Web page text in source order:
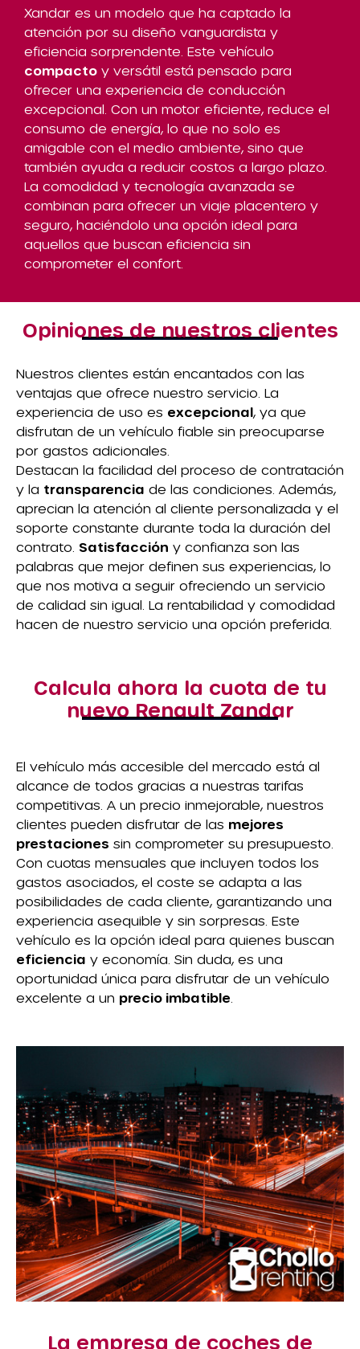
Xandar es un modelo que ha captado la
atención por su diseño vanguardista y
eficiencia sorprendente. Este vehículo
compacto y versátil está pensado para
ofrecer una experiencia de conducción
excepcional. Con un motor eficiente, reduce el
consumo de energía, lo que no solo es
amigable con el medio ambiente, sino que
también ayuda a reducir costos a largo plazo.
La comodidad y tecnología avanzada se
combinan para ofrecer un viaje placentero y
seguro, haciéndolo una opción ideal para
aquellos que buscan eficiencia sin
comprometer el confort.
Opiniones de nuestros clientes
Nuestros clientes están encantados con las
ventajas que ofrece nuestro servicio. La
experiencia de uso es excepcional, ya que
disfrutan de un vehículo fiable sin preocuparse
por gastos adicionales.
Destacan la facilidad del proceso de contratación
y la transparencia de las condiciones. Además,
aprecian la atención al cliente personalizada y el
soporte constante durante toda la duración del
contrato. Satisfacción y confianza son las
palabras que mejor definen sus experiencias, lo
que nos motiva a seguir ofreciendo un servicio
de calidad sin igual. La rentabilidad y comodidad
hacen de nuestro servicio una opción preferida.
Calcula ahora la cuota de tu
nuevo Renault Zandar
El vehículo más accesible del mercado está al
alcance de todos gracias a nuestras tarifas
competitivas. A un precio inmejorable, nuestros
clientes pueden disfrutar de las mejores
prestaciones sin comprometer su presupuesto.
Con cuotas mensuales que incluyen todos los
gastos asociados, el coste se adapta a las
posibilidades de cada cliente, garantizando una
experiencia asequible y sin sorpresas. Este
vehículo es la opción ideal para quienes buscan
eficiencia y economía. Sin duda, es una
oportunidad única para disfrutar de un vehículo
excelente a un precio imbatible
La empresa de coches de